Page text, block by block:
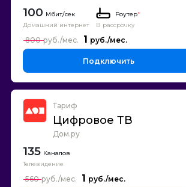
100
Домашний интернет
Роутер*
В рассрочку
1
800
Подключить
Тариф
Цифровое ТВ
Дом.ру
135 Каналов
Телевидение
1
560